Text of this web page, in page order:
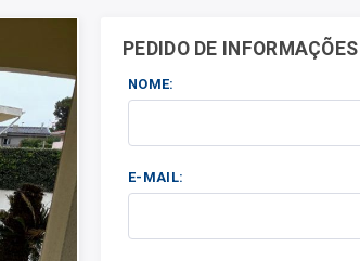
PEDIDO DE INFORMAÇÕES
NOME:
E-MAIL: